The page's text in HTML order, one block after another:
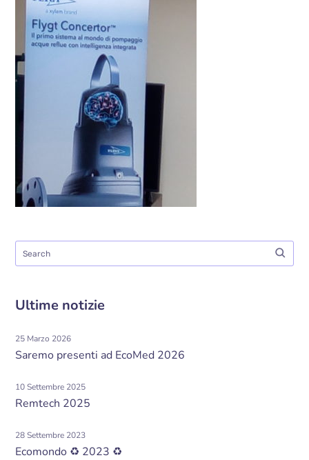
Ultime notizie
25 Marzo 2026
Saremo presenti ad EcoMed 2026
10 Settembre 2025
Remtech 2025
28 Settembre 2023
Ecomondo ♻ 2023 ♻